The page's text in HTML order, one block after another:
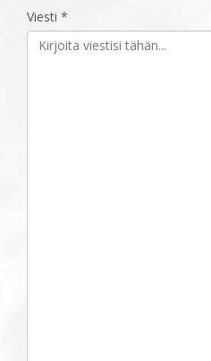
Viesti *